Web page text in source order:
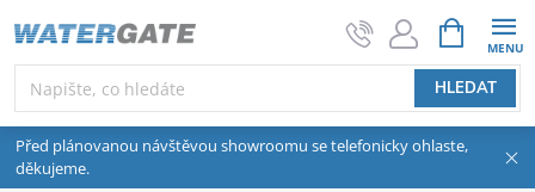
HLEDAT
Před plánovanou návštěvou showroomu se telefonicky ohlaste,
děkujeme.